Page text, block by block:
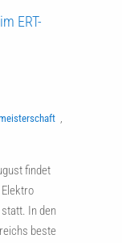
ERT-
,
findet
In den
beste